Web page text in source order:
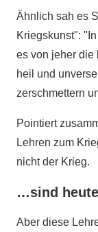
Ähnlich sah es
Kriegskunst":
es von jeher die
heil und
zerschmettern
Pointiert
Lehren zum
nicht der Krieg.
…sind
Aber diese